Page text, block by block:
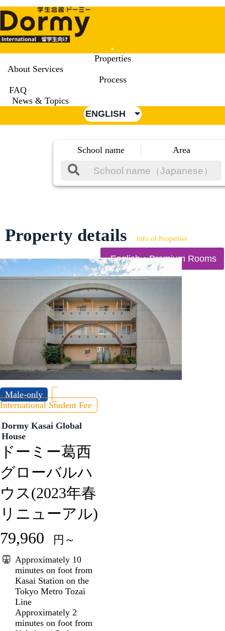
Mobile
Menu
Properties
About Services
Process
FAQ
News & Topics
ENGLISH
School name Area
Property details Info of Properties
English：Premium Rooms
Male-only
International Student Fee
Dormy Kasai Global
House
ドーミー葛西
グローバルハ
ウス(2023年春
リニューアル)
79,960 円～
Approximately 10
minutes on foot from
Kasai Station on the
Tokyo Metro Tozai
Line
Approximately 2
minutes on foot from